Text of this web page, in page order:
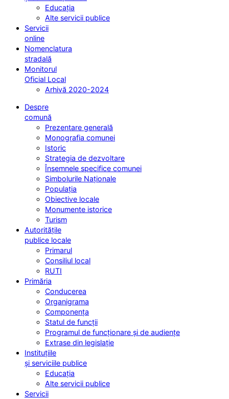
Educația
Alte servicii publice
Servicii
online
Nomenclatura
stradală
Monitorul
Oficial Local
Arhivă 2020-2024
Despre
comună
Prezentare generală
Monografia comunei
Istoric
Strategia de dezvoltare
Însemnele specifice comunei
Simbolurile Naționale
Populația
Obiective locale
Monumente istorice
Turism
Autoritățile
publice locale
Primarul
Consiliul local
RUTI
Primăria
Conducerea
Organigrama
Componența
Statul de funcții
Programul de funcționare și de audiențe
Extrase din legislație
Instituțiile
și serviciile publice
Educația
Alte servicii publice
Servicii